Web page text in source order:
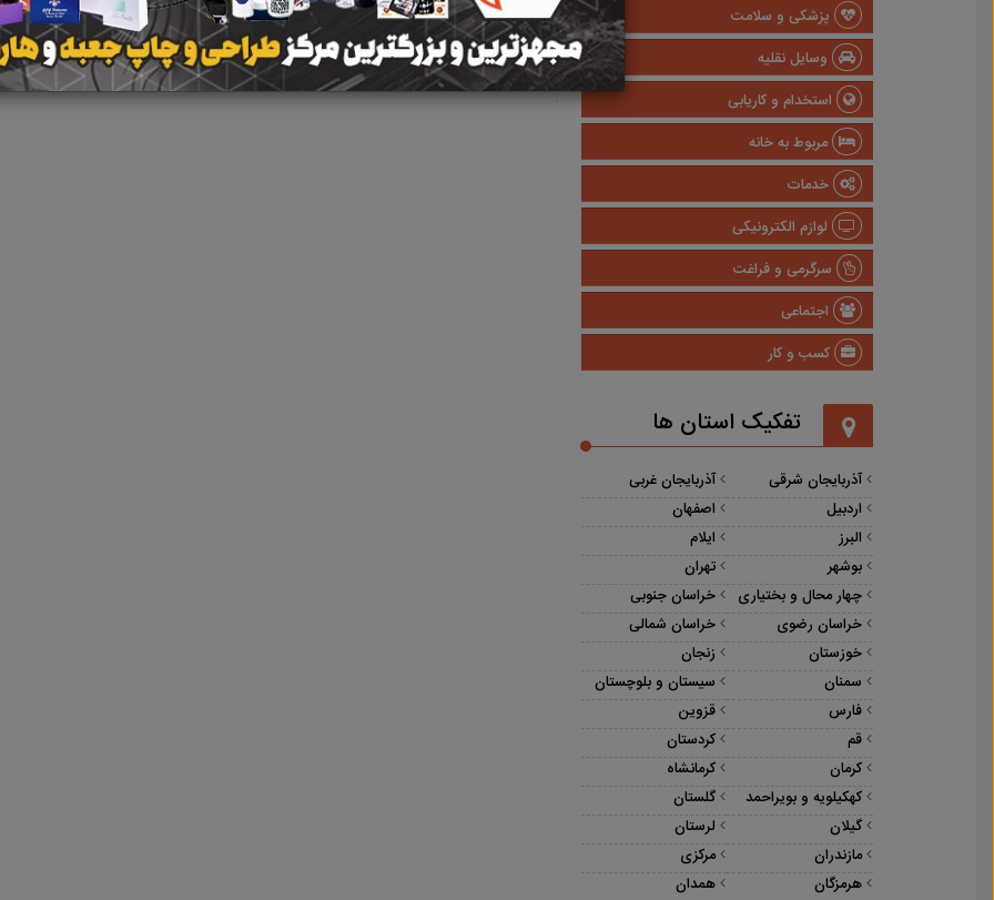
پزشکی و سلامت
وسایل نقلیه
استخدام و کاریابی
مربوط به خانه
خدمات
لوازم الکترونیکی
سرگرمی و فراغت
اجتماعی
کسب و کار
تفکیک استان ها
آذربایجان شرقی
آذربایجان غربی
اردبیل
اصفهان
البرز
ایلام
بوشهر
تهران
چهار محال و بختیاری
خراسان جنوبی
خراسان رضوی
خراسان شمالی
خوزستان
زنجان
سمنان
سیستان و بلوچستان
فارس
قزوین
قم
کردستان
کرمان
کرمانشاه
کهکیلویه و بویراحمد
گلستان
گیلان
لرستان
مازندران
مرکزی
هرمزگان
همدان